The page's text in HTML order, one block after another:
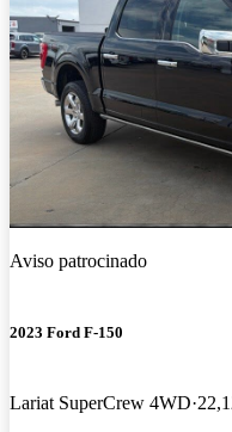
Aviso patrocinado
2023 Ford F-150
Lariat SuperCrew 4WD